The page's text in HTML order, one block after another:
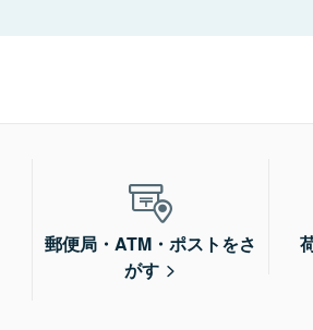
郵便局・ATM・ポストをさ
がす